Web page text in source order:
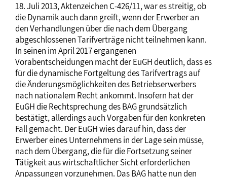
18. Juli 2013, Aktenzeichen C-426/11, war es streitig, ob
die Dynamik auch dann greift, wenn der Erwerber an
den Verhandlungen über die nach dem Übergang
abgeschlossenen Tarifverträge nicht teilnehmen kann.
In seinen im April 2017 ergangenen
Vorabentscheidungen macht der EuGH deutlich, dass es
für die dynamische Fortgeltung des Tarifvertrags auf
die Änderungsmöglichkeiten des Betriebserwerbers
nach nationalem Recht ankommt. Insofern hat der
EuGH die Rechtsprechung des BAG grundsätzlich
bestätigt, allerdings auch Vorgaben für den konkreten
Fall gemacht. Der EuGH wies darauf hin, dass der
Erwerber eines Unternehmens in der Lage sein müsse,
nach dem Übergang, die für die Fortsetzung seiner
Tätigkeit aus wirtschaftlicher Sicht erforderlichen
Anpassungen vorzunehmen. Das BAG hatte nun den